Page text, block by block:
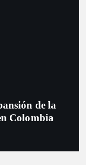
de la
Colombia